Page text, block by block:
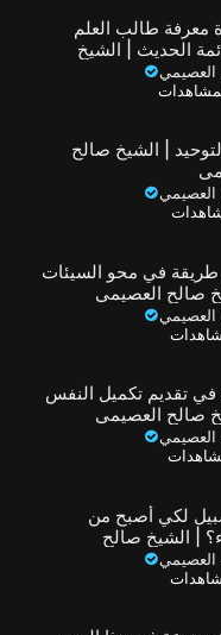
معرفة طالب العلم
الحديث | الشيخ
| الشيخ صالح
في محو السيئات
صالح العصيمي
في تقديم تكميل النفس
صالح العصيمي
لكي أصبح من
| الشيخ صالح